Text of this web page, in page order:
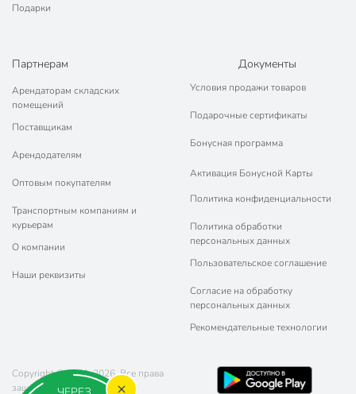
Подарки
Партнерам
Арендаторам складских
помещений
Поставщикам
Арендодателям
Оптовым покупателям
Транспортным компаниям и
курьерам
О компании
Наши реквизиты
Документы
Условия продажи товаров
Подарочные сертификаты
Бонусная программа
Активация Бонусной Карты
Политика конфиденциальности
Политика обработки
персональных данных
Пользовательское соглашение
Согласие на обработку
персональных данных
Рекомендательные технологии
Copyright © 2011-2026. Все права
защищены.